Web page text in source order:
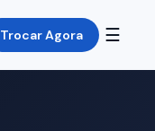
Trocar Agora ☰